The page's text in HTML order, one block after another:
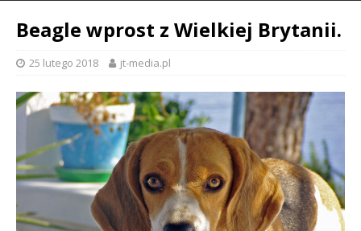
Beagle wprost z Wielkiej Brytanii.
25 lutego 2018 jt-media.pl